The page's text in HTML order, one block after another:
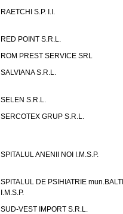
RAETCHI S.P. I.I.
RED POINT S.R.L.
ROM PREST SERVICE SRL
SALVIANA S.R.L.
SELEN S.R.L.
SERCOTEX GRUP S.R.L.
SPITALUL ANENII NOI I.M.S.P.
SPITALUL DE PSIHIATRIE mun.BALTI
I.M.S.P.
SUD-VEST IMPORT S.R.L.